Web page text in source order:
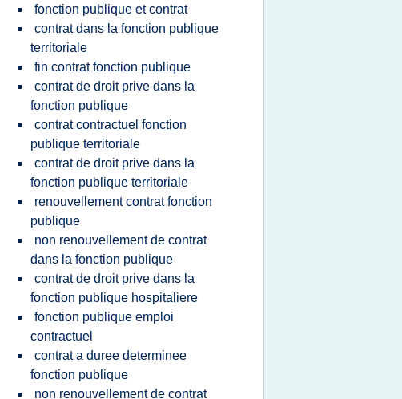
fonction publique et contrat
contrat dans la fonction publique
territoriale
fin contrat fonction publique
contrat de droit prive dans la
fonction publique
contrat contractuel fonction
publique territoriale
contrat de droit prive dans la
fonction publique territoriale
renouvellement contrat fonction
publique
non renouvellement de contrat
dans la fonction publique
contrat de droit prive dans la
fonction publique hospitaliere
fonction publique emploi
contractuel
contrat a duree determinee
fonction publique
non renouvellement de contrat